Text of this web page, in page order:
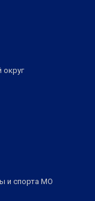
и спорта МО